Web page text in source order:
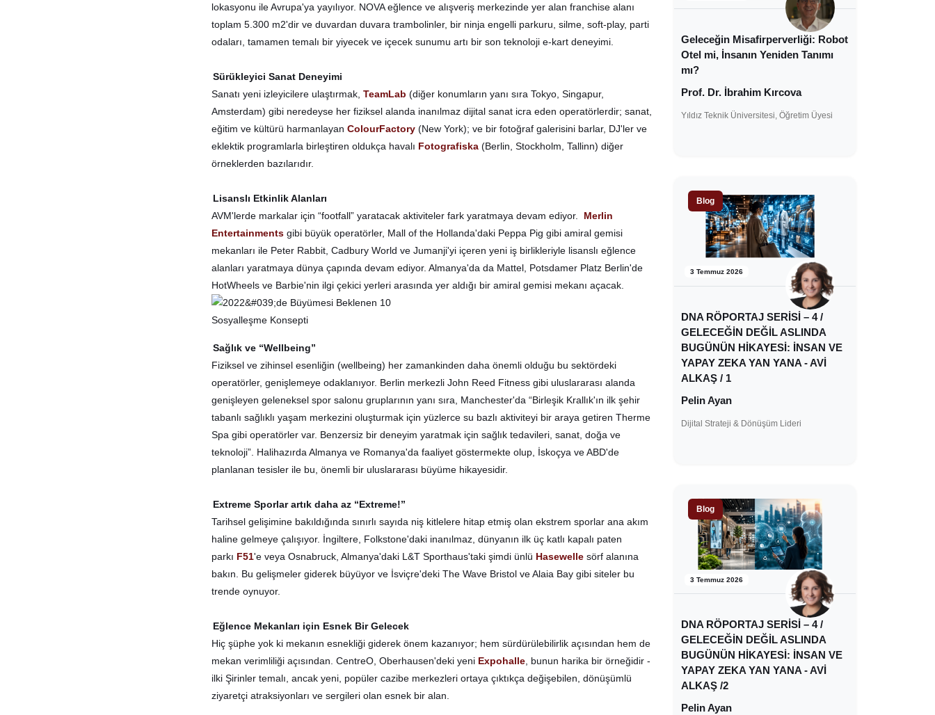
lokasyonu ile Avrupa'ya yayılıyor. NOVA eğlence ve alışveriş merkezinde yer alan franchise alanı
toplam 5.300 m2'dir ve duvardan duvara trambolinler, bir ninja engelli parkuru, silme, soft-play, parti
odaları, tamamen temalı bir yiyecek ve içecek sunumu artı bir son teknoloji e-kart deneyimi.
Sürükleyici Sanat Deneyimi
Sanatı yeni izleyicilere ulaştırmak, TeamLab (diğer konumların yanı sıra Tokyo, Singapur,
Amsterdam) gibi neredeyse her fiziksel alanda inanılmaz dijital sanat icra eden operatörlerdir; sanat,
eğitim ve kültürü harmanlayan ColourFactory (New York); ve bir fotoğraf galerisini barlar, DJ'ler ve
eklektik programlarla birleştiren oldukça havalı Fotografiska (Berlin, Stockholm, Tallinn) diğer
örneklerden bazılarıdır.
Lisanslı Etkinlik Alanları
AVM'lerde markalar için “footfall” yaratacak aktiviteler fark yaratmaya devam ediyor. Merlin
Entertainments gibi büyük operatörler, Mall of the Hollanda'daki Peppa Pig gibi amiral gemisi
mekanları ile Peter Rabbit, Cadbury World ve Jumanji'yi içeren yeni iş birlikleriyle lisanslı eğlence
alanları yaratmaya dünya çapında devam ediyor. Almanya'da da Mattel, Potsdamer Platz Berlin'de
HotWheels ve Barbie'nin ilgi çekici yerleri arasında yer aldığı bir amiral gemisi mekanı açacak.
Sağlık ve “Wellbeing”
Fiziksel ve zihinsel esenliğin (wellbeing) her zamankinden daha önemli olduğu bu sektördeki
operatörler, genişlemeye odaklanıyor. Berlin merkezli John Reed Fitness gibi uluslararası alanda
genişleyen geleneksel spor salonu gruplarının yanı sıra, Manchester'da “Birleşik Krallık'ın ilk şehir
tabanlı sağlıklı yaşam merkezini oluşturmak için yüzlerce su bazlı aktiviteyi bir araya getiren Therme
Spa gibi operatörler var. Benzersiz bir deneyim yaratmak için sağlık tedavileri, sanat, doğa ve
teknoloji”. Halihazırda Almanya ve Romanya'da faaliyet göstermekte olup, İskoçya ve ABD'de
planlanan tesisler ile bu, önemli bir uluslararası büyüme hikayesidir.
Extreme Sporlar artık daha az “Extreme!”
Tarihsel gelişimine bakıldığında sınırlı sayıda niş kitlelere hitap etmiş olan ekstrem sporlar ana akım
haline gelmeye çalışıyor. İngiltere, Folkstone'daki inanılmaz, dünyanın ilk üç katlı kapalı paten
parkı F51'e veya Osnabruck, Almanya'daki L&T Sporthaus'taki şimdi ünlü Hasewelle sörf alanına
bakın. Bu gelişmeler giderek büyüyor ve İsviçre'deki The Wave Bristol ve Alaia Bay gibi siteler bu
trende oynuyor.
Eğlence Mekanları için Esnek Bir Gelecek
Hiç şüphe yok ki mekanın esnekliği giderek önem kazanıyor; hem sürdürülebilirlik açısından hem de
mekan verimliliği açısından. CentreO, Oberhausen'deki yeni Expohalle , bunun harika bir örneğidir -
ilki Şirinler temalı, ancak yeni, popüler cazibe merkezleri ortaya çıktıkça değişebilen, dönüşümlü
ziyaretçi atraksiyonları ve sergileri olan esnek bir alan.
Geleceğin Misafirperverliği: Robot
Otel mi, İnsanın Yeniden Tanımı
mı?
Prof. Dr. İbrahim Kırcova
Yıldız Teknik Üniversitesi, Öğretim Üyesi
Blog
3 Temmuz 2026
DNA RÖPORTAJ SERİSİ – 4 /
GELECEĞİN DEĞİL ASLINDA
BUGÜNÜN HİKAYESİ: İNSAN VE
YAPAY ZEKA YAN YANA - AVİ
ALKAŞ / 1
Pelin Ayan
Dijital Strateji & Dönüşüm Lideri
Blog
3 Temmuz 2026
DNA RÖPORTAJ SERİSİ – 4 /
GELECEĞİN DEĞİL ASLINDA
BUGÜNÜN HİKAYESİ: İNSAN VE
YAPAY ZEKA YAN YANA - AVİ
ALKAŞ /2
Pelin Ayan